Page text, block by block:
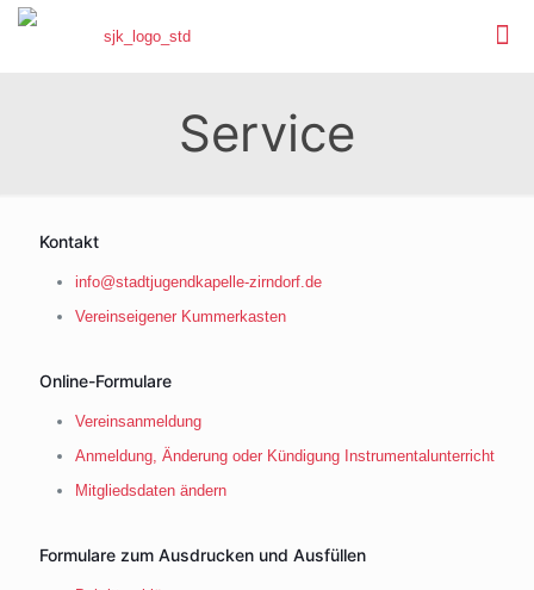
Service
Kontakt
info@stadtjugendkapelle-zirndorf.de
Vereinseigener Kummerkasten
Online-Formulare
Vereinsanmeldung
Anmeldung, Änderung oder Kündigung Instrumentalunterricht
Mitgliedsdaten ändern
Formulare zum Ausdrucken und Ausfüllen